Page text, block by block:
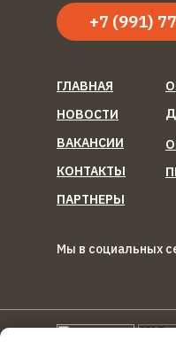
Мы в социальных
ГЛАВНАЯ
НОВОСТИ
ВАКАНСИИ
КОНТАКТЫ
ПАРТНЕРЫ
ООО
+7 (991)